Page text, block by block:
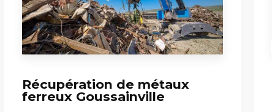
Récupération de métaux
ferreux Goussainville